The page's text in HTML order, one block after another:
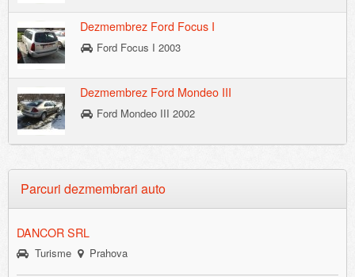
Dezmembrez Ford Focus I
Ford Focus I 2003
Dezmembrez Ford Mondeo III
Ford Mondeo III 2002
Parcuri dezmembrari auto
DANCOR SRL
Turisme Prahova